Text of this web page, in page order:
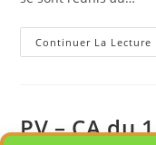
Continuer La Lecture
PV – CA du